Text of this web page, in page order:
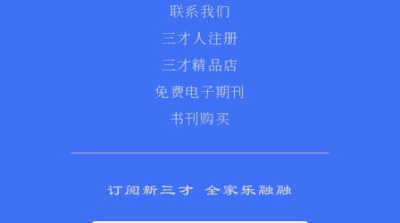
联系我们
三才人注册
三才精品店
免费电子期刊
书刊购买
订阅新三才 全家乐融融